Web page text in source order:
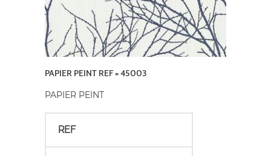
PAPIER PEINT REF = 45003
PAPIER PEINT
REF